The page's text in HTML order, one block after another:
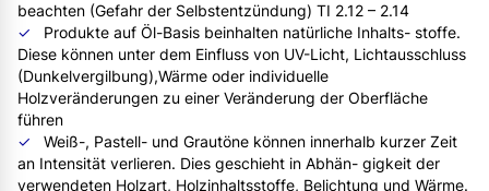
beachten (Gefahr der Selbstentzündung) TI 2.12 – 2.14
✓ Produkte auf Öl-Basis beinhalten natürliche Inhalts- stoffe.
Diese können unter dem Einfluss von UV-Licht, Lichtausschluss
(Dunkelvergilbung),Wärme oder individuelle
Holzveränderungen zu einer Veränderung der Oberfläche
führen
✓ Weiß-, Pastell- und Grautöne können innerhalb kurzer Zeit
an Intensität verlieren. Dies geschieht in Abhän- gigkeit der
verwendeten Holzart, Holzinhaltsstoffe, Belichtung und Wärme.